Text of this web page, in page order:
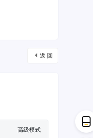
返 回
高级模式